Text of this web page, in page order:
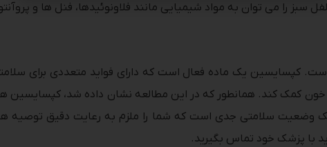
سبز را می توان به مواد شیمیایی مانند فلاونوئیدها، فنل ها و
کپسایسین یک ماده فعال است که دارای فواید متعددی برای
کمک کند. همانطور که در این مطالعه نشان داده شد، کپسایسین
وضعیت سلامتی جدی است که شما را ملزم به رعایت دقیق توصیه‌
با پزشک خود تماس بگیرید.